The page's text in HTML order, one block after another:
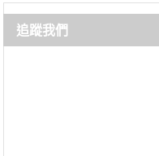
追蹤我們